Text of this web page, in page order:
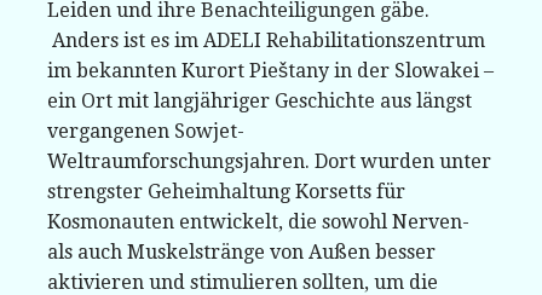
Leiden und ihre Benachteiligungen gäbe.
Anders ist es im ADELI Rehabilitationszentrum
im bekannten Kurort Pieštany in der Slowakei –
ein Ort mit langjähriger Geschichte aus längst
vergangenen Sowjet-
Weltraumforschungsjahren. Dort wurden unter
strengster Geheimhaltung Korsetts für
Kosmonauten entwickelt, die sowohl Nerven-
als auch Muskelstränge von Außen besser
aktivieren und stimulieren sollten, um die